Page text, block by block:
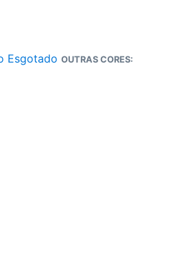
Esgotado OUTRAS CORES: